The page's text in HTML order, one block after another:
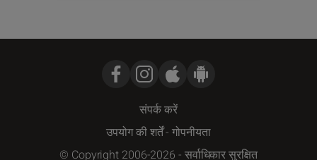
संपर्क करें
उपयोग की शर्तें-गोपनीयता
© Copyright 2006-2026 - सर्वाधिकार सुरक्षित